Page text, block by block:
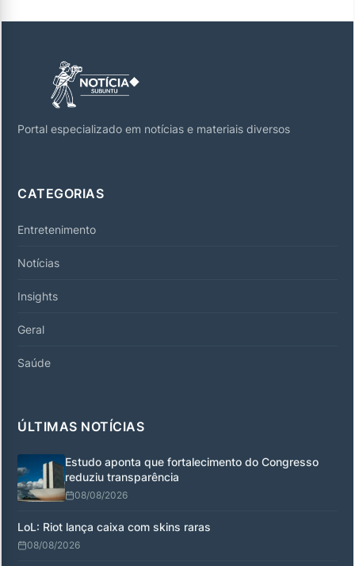
Portal especializado em notícias e materiais diversos
CATEGORIAS
Entretenimento
Notícias
Insights
Geral
Saúde
ÚLTIMAS NOTÍCIAS
Estudo aponta que fortalecimento do Congresso
reduziu transparência
08/08/2026
LoL: Riot lança caixa com skins raras
08/08/2026